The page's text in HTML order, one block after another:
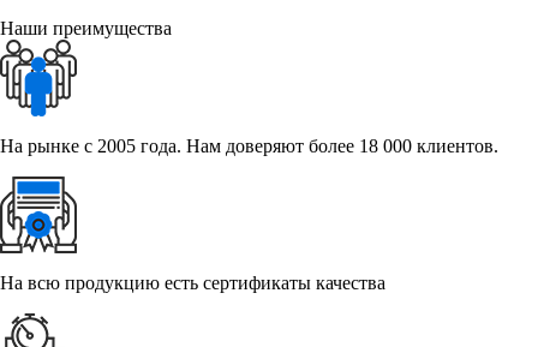
Наши преимущества
На рынке с 2005 года. Нам доверяют более 18 000 клиентов.
На всю продукцию есть сертификаты качества